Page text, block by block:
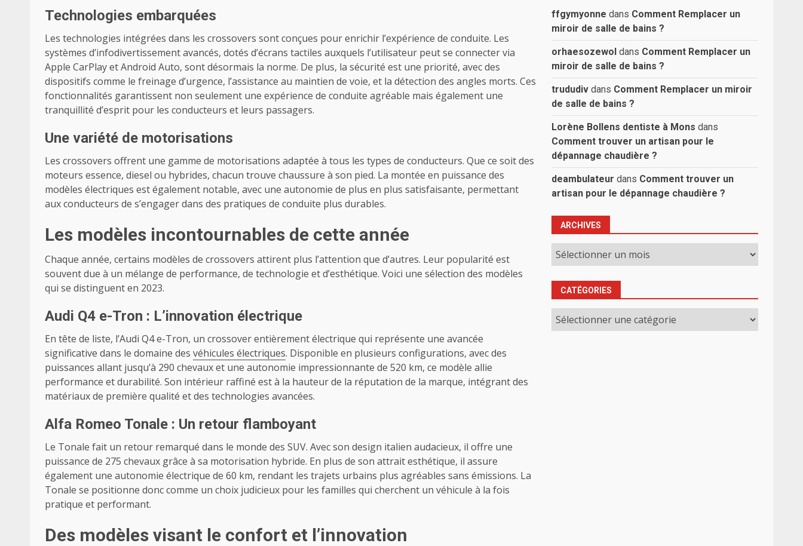
Technologies embarquées
Les technologies intégrées dans les crossovers sont conçues pour enrichir l’expérience de conduite. Les
systèmes d’infodivertissement avancés, dotés d’écrans tactiles auxquels l’utilisateur peut se connecter via
Apple CarPlay et Android Auto, sont désormais la norme. De plus, la sécurité est une priorité, avec des
dispositifs comme le freinage d’urgence, l’assistance au maintien de voie, et la détection des angles morts. Ces
fonctionnalités garantissent non seulement une expérience de conduite agréable mais également une
tranquillité d’esprit pour les conducteurs et leurs passagers.
Une variété de motorisations
Les crossovers offrent une gamme de motorisations adaptée à tous les types de conducteurs. Que ce soit des
moteurs essence, diesel ou hybrides, chacun trouve chaussure à son pied. La montée en puissance des
modèles électriques est également notable, avec une autonomie de plus en plus satisfaisante, permettant
aux conducteurs de s’engager dans des pratiques de conduite plus durables.
Les modèles incontournables de cette année
Chaque année, certains modèles de crossovers attirent plus l’attention que d’autres. Leur popularité est
souvent due à un mélange de performance, de technologie et d’esthétique. Voici une sélection des modèles
qui se distinguent en 2023.
Audi Q4 e-Tron : L’innovation électrique
En tête de liste, l’Audi Q4 e-Tron, un crossover entièrement électrique qui représente une avancée
significative dans le domaine des véhicules électriques. Disponible en plusieurs configurations, avec des
puissances allant jusqu’à 290 chevaux et une autonomie impressionnante de 520 km, ce modèle allie
performance et durabilité. Son intérieur raffiné est à la hauteur de la réputation de la marque, intégrant des
matériaux de première qualité et des technologies avancées.
Alfa Romeo Tonale : Un retour flamboyant
Le Tonale fait un retour remarqué dans le monde des SUV. Avec son design italien audacieux, il offre une
puissance de 275 chevaux grâce à sa motorisation hybride. En plus de son attrait esthétique, il assure
également une autonomie électrique de 60 km, rendant les trajets urbains plus agréables sans émissions. La
Tonale se positionne donc comme un choix judicieux pour les familles qui cherchent un véhicule à la fois
pratique et performant.
Des modèles visant le confort et l’innovation
ffgymyonne dans Comment Remplacer un
miroir de salle de bains ?
orhaesozewol dans Comment Remplacer un
miroir de salle de bains ?
trududiv dans Comment Remplacer un miroir
de salle de bains ?
Lorène Bollens dentiste à Mons dans
Comment trouver un artisan pour le
dépannage chaudière ?
deambulateur dans Comment trouver un
artisan pour le dépannage chaudière ?
ARCHIVES
Archives
CATÉGORIES
Catégories